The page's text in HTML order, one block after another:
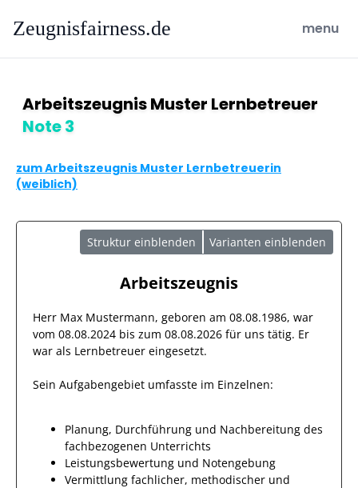
Zeugnisfairness.de open
menu
Arbeitszeugnis Muster Lernbetreuer
Note 3
zum Arbeitszeugnis Muster Lernbetreuerin
(weiblich)
Struktur einblenden Varianten einblenden
Arbeitszeugnis
Herr Max Mustermann, geboren am 08.08.1986, war
vom 08.08.2024 bis zum 08.08.2026 für uns tätig. Er
war als Lernbetreuer eingesetzt.
Sein Aufgabengebiet umfasste im Einzelnen:
Planung, Durchführung und Nachbereitung des
fachbezogenen Unterrichts
Leistungsbewertung und Notengebung
Vermittlung fachlicher, methodischer und